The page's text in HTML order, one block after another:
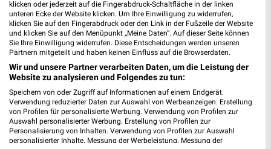
weekli - Prospekte & Angebote App
Alle PENNY Angebote immer griffbereit – mit der kostenlosen
weekli App für iOS & Android.
✔Standortgenaue Angebote
✔Folge deinem Lieblingshändler
✔Push-Benachrichtigungen bei neuen Prospekten
✔Einkaufsliste - Einkauf stressfrei planen
klicken oder jederzeit auf die Fingerabdruck-Schaltfläche in der linken
unteren Ecke der Website klicken. Um Ihre Einwilligung zu widerrufen,
klicken Sie auf den Fingerabdruck oder den Link in der Fußzeile der Website
und klicken Sie auf den Menüpunkt „Meine Daten“. Auf dieser Seite können
Sie Ihre Einwilligung widerrufen. Diese Entscheidungen werden unseren
Partnern mitgeteilt und haben keinen Einfluss auf die Browserdaten.
Wir und unsere Partner verarbeiten Daten, um die Leistung der
Website zu analysieren und Folgendes zu tun:
Speichern von oder Zugriff auf Informationen auf einem Endgerät.
Verwendung reduzierter Daten zur Auswahl von Werbeanzeigen. Erstellung
von Profilen für personalisierte Werbung. Verwendung von Profilen zur
Auswahl personalisierter Werbung. Erstellung von Profilen zur
Personalisierung von Inhalten. Verwendung von Profilen zur Auswahl
personalisierter Inhalte. Messung der Werbeleistung. Messung der